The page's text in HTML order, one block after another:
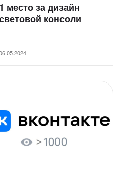
1 место за дизайн
консоли